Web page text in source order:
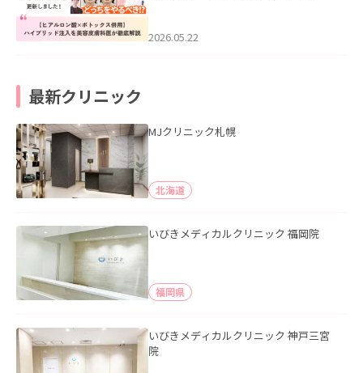
た。
2026.05.22
最新クリニック
MJクリニック札幌
北海道
いびきメディカルクリニック 福岡院
福岡県
いびきメディカルクリニック 神戸三宮
院